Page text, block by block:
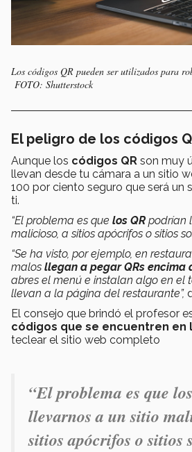
Los códigos QR pueden ser utilizados para
FOTO: Shutterstock
El peligro de los códigos
Aunque los códigos QR son muy
llevan desde tu cámara a un sitio
100 por ciento seguro que será un
ti.
“El problema es que los QR podrían
malicioso, a sitios apócrifos o sitios
“Se ha visto, por ejemplo, en
malos llegan a pegar QRs encima
abres el menú e instalan algo en el
llevan a la página del restaurante”,
El consejo que brindó el profesor
códigos que se encuentren en
teclear el sitio web completo
“El problema es que
llevarnos a un sitio
sitios apócrifos o sitios